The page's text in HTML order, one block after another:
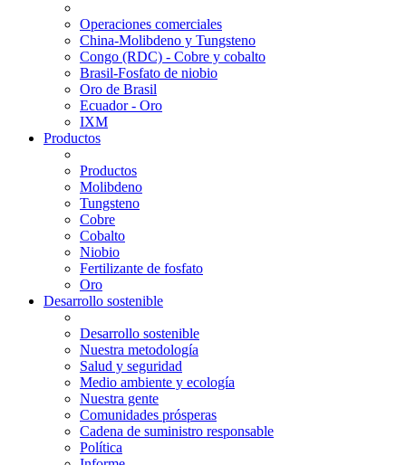
Operaciones comerciales
China-Molibdeno y Tungsteno
Congo (RDC) - Cobre y cobalto
Brasil-Fosfato de niobio
Oro de Brasil
Ecuador - Oro
IXM
Productos
Productos
Molibdeno
Tungsteno
Cobre
Cobalto
Niobio
Fertilizante de fosfato
Oro
Desarrollo sostenible
Desarrollo sostenible
Nuestra metodología
Salud y seguridad
Medio ambiente y ecología
Nuestra gente
Comunidades prósperas
Cadena de suministro responsable
Política